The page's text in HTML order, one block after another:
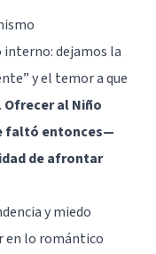
dejamos la
y el temor a que
Ofrecer al Niño
faltó entonces—
de afrontar
y miedo
en lo romántico